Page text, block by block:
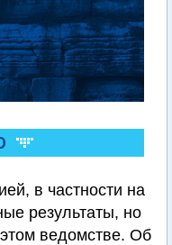
в частности на
результаты, но
ведомстве. Об